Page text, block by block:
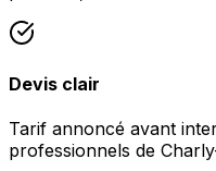
Devis clair
Tarif annoncé avant
professionnels de